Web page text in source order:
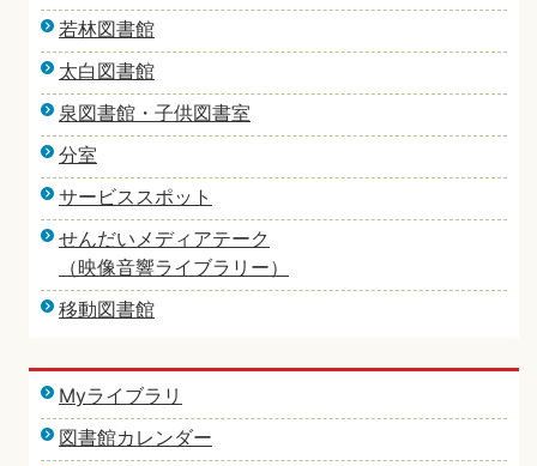
若林図書館
太白図書館
泉図書館・子供図書室
分室
サービススポット
せんだいメディアテーク
（映像音響ライブラリー）
移動図書館
Myライブラリ
図書館カレンダー